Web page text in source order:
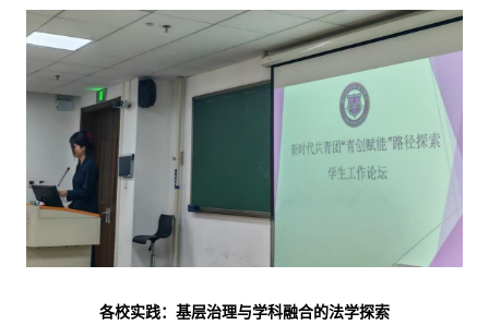
各校实践：基层治理与学科融合的法学探索